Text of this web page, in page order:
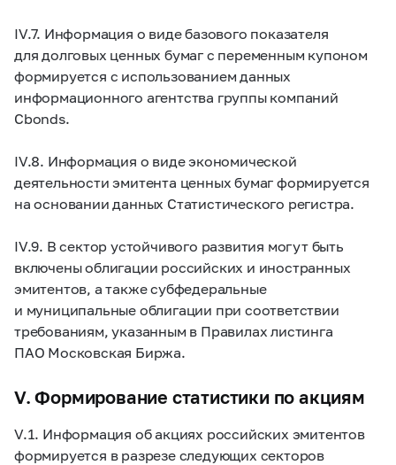
IV.7. Информация о виде базового показателя
для долговых ценных бумаг с переменным купоном
формируется с использованием данных
информационного агентства группы компаний
Cbonds.
IV.8. Информация о виде экономической
деятельности эмитента ценных бумаг формируется
на основании данных Статистического регистра.
IV.9. В сектор устойчивого развития могут быть
включены облигации российских и иностранных
эмитентов, а также субфедеральные
и муниципальные облигации при соответствии
требованиям, указанным в Правилах листинга
ПАО Московская Биржа.
V. Формирование статистики по акциям
V.1. Информация об акциях российских эмитентов
формируется в разрезе следующих секторов